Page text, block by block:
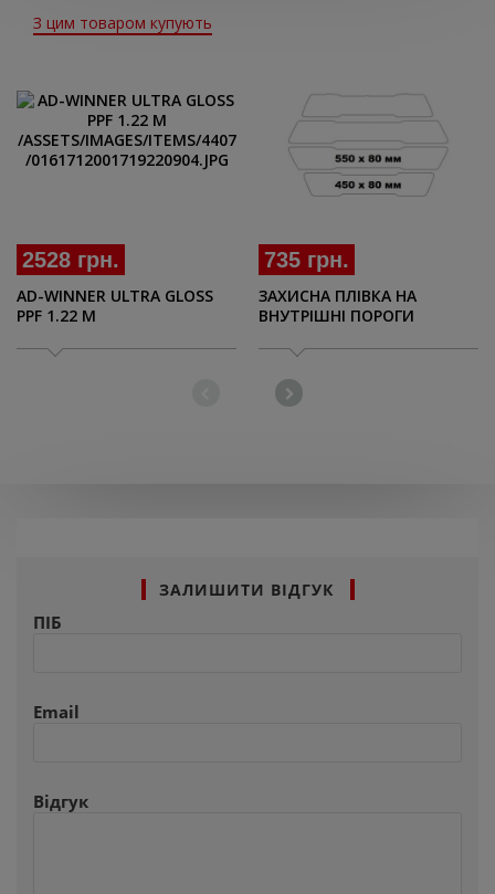
З цим товаром купують
2528 грн.
AD-WINNER ULTRA GLOSS
PPF 1.22 M
735 грн.
ЗАХИСНА ПЛІВКА НА
ВНУТРІШНІ ПОРОГИ
КОМПЛЕКТ)
ЗАЛИШИТИ ВІДГУК
ПІБ
Email
Відгук